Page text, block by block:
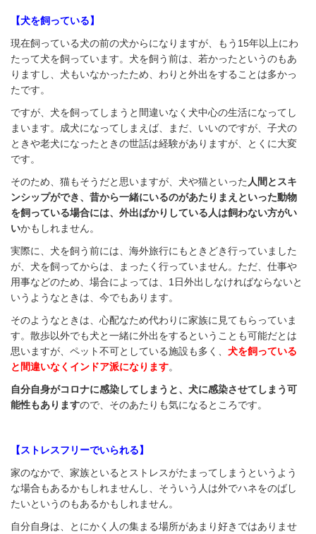
【犬を飼っている】
現在飼っている犬の前の犬からになりますが、もう15年以上にわ
たって犬を飼っています。犬を飼う前は、若かったというのもあ
りますし、犬もいなかったため、わりと外出をすることは多かっ
たです。
ですが、犬を飼ってしまうと間違いなく犬中心の生活になってし
まいます。成犬になってしまえば、まだ、いいのですが、子犬の
ときや老犬になったときの世話は経験がありますが、とくに大変
です。
そのため、猫もそうだと思いますが、犬や猫といった 人間とスキ
ンシップができ、昔から一緒にいるのがあたりまえといった動物
を飼っている場合には、外出ばかりしている人は飼わない方がい
いかもしれません。
実際に、犬を飼う前には、海外旅行にもときどき行っていました
が、犬を飼ってからは、まったく行っていません。ただ、仕事や
用事などのため、場合によっては、1日外出しなければならないと
いうようなときは、今でもあります。
そのようなときは、心配なため代わりに家族に見てもらっていま
す。散歩以外でも犬と一緒に外出をするということも可能だとは
思いますが、ペット不可としている施設も多く、 犬を飼っている
と間違いなくインドア派になります。
自分自身がコロナに感染してしまうと、犬に感染させてしまう可
能性もありますので、そのあたりも気になるところです。
【ストレスフリーでいられる】
家のなかで、家族といるとストレスがたまってしまうというよう
な場合もあるかもしれませんし、そういう人は外でハネをのばし
たいというのもあるかもしれません。
自分自身は、とにかく人の集まる場所があまり好きではありませ